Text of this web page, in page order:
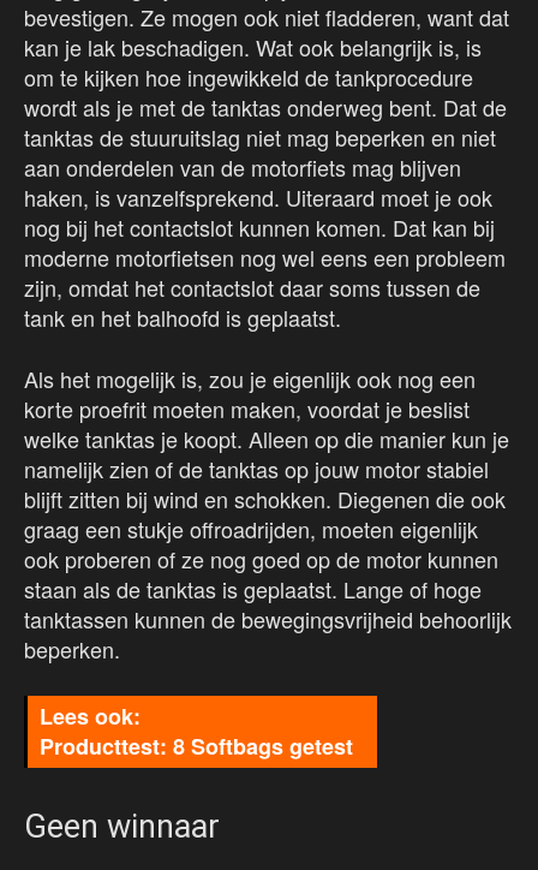
bevestigen. Ze mogen ook niet fladderen, want dat
kan je lak beschadigen. Wat ook belangrijk is, is
om te kijken hoe ingewikkeld de tankprocedure
wordt als je met de tanktas onderweg bent. Dat de
tanktas de stuuruitslag niet mag beperken en niet
aan onderdelen van de motorfiets mag blijven
haken, is vanzelfsprekend. Uiteraard moet je ook
nog bij het contactslot kunnen komen. Dat kan bij
moderne motorfietsen nog wel eens een probleem
zijn, omdat het contactslot daar soms tussen de
tank en het balhoofd is geplaatst.
Als het mogelijk is, zou je eigenlijk ook nog een
korte proefrit moeten maken, voordat je beslist
welke tanktas je koopt. Alleen op die manier kun je
namelijk zien of de tanktas op jouw motor stabiel
blijft zitten bij wind en schokken. Diegenen die ook
graag een stukje offroadrijden, moeten eigenlijk
ook proberen of ze nog goed op de motor kunnen
staan als de tanktas is geplaatst. Lange of hoge
tanktassen kunnen de bewegingsvrijheid behoorlijk
beperken.
Producttest: 8 Softbags getest
Geen winnaar